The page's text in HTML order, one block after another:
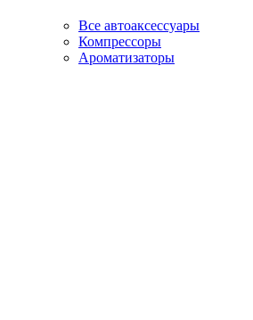
Все автоаксессуары
Компрессоры
Ароматизаторы